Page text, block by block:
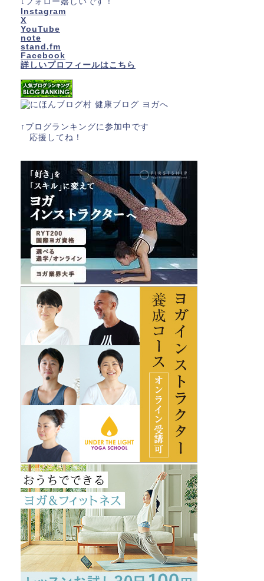
Instagram
X
YouTube
note
stand.fm
Facebook
詳しいプロフィールはこちら
↑ブログランキングに参加中です
応援してね！